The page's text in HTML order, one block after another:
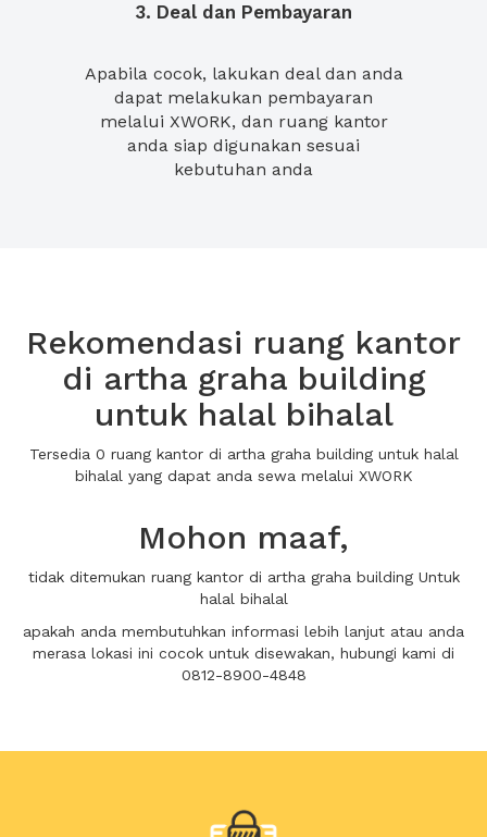
3. Deal dan Pembayaran
Apabila cocok, lakukan deal dan anda
dapat melakukan pembayaran
melalui XWORK, dan ruang kantor
anda siap digunakan sesuai
kebutuhan anda
Rekomendasi ruang kantor
di artha graha building
untuk halal bihalal
Tersedia 0 ruang kantor di artha graha building untuk halal
bihalal yang dapat anda sewa melalui XWORK
Mohon maaf,
tidak ditemukan ruang kantor di artha graha building Untuk
halal bihalal
apakah anda membutuhkan informasi lebih lanjut atau anda
merasa lokasi ini cocok untuk disewakan, hubungi kami di
0812-8900-4848